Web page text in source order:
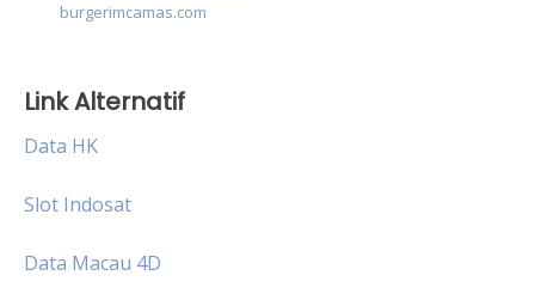
burgerimcamas.com
Link Alternatif
Data HK
Slot Indosat
Data Macau 4D